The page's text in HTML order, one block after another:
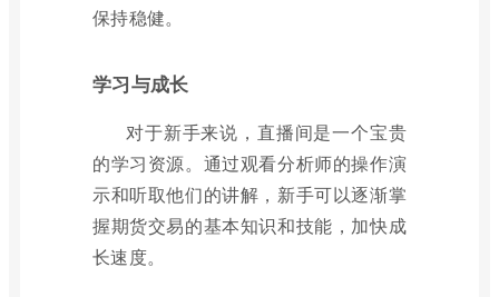
保持稳健。
学习与成长
对于新手来说，直播间是一个宝贵
的学习资源。通过观看分析师的操作演
示和听取他们的讲解，新手可以逐渐掌
握期货交易的基本知识和技能，加快成
长速度。